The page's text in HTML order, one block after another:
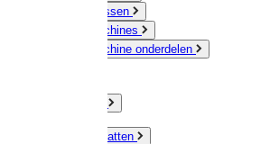
Scheermessen
Scheermachines
Scheermachine onderdelen
Muizen / Ratten